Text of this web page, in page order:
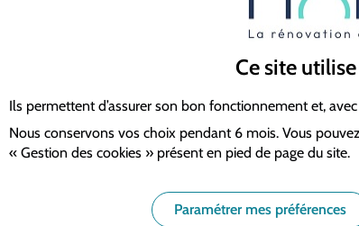
demandes préalables (DP) ou les demandes
La mise en œuvre d’une rénovation globale
échafaudage (qui a un coût) ou de dispositifs de
entreprises.
Les opérations de protection et de nettoyage
du temporaire ou les différentes reprises sont
Ce site
Ils permettent d’assurer son bon fonctionnement et,
Nous conservons vos choix pendant 6 mois. Vous
« Gestion des cookies » présent en pied de page du site.
Paramétrer mes préférences